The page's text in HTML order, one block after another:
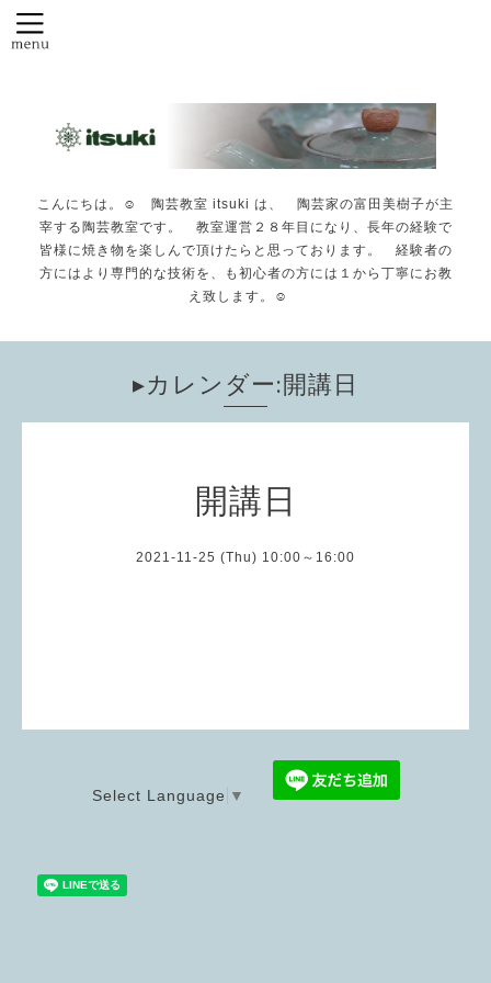
こんにちは。☺️ 陶芸教室 itsuki は、 陶芸家の富田美樹子が主
宰する陶芸教室です。 教室運営２８年目になり、長年の経験で
皆様に焼き物を楽しんで頂けたらと思っております。 経験者の
方にはより専門的な技術を、も初心者の方には１から丁寧にお教
え致します。☺️
▸カレンダー:開講日
開講日
2021-11-25 (Thu) 10:00～16:00
Select Language ▼